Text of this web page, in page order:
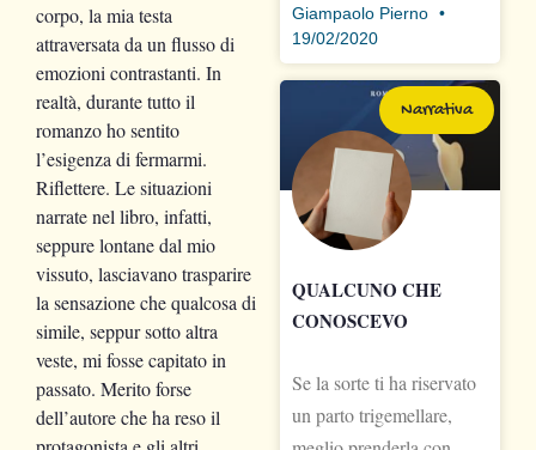
corpo, la mia testa
attraversata da un flusso di
emozioni contrastanti. In
realtà, durante tutto il
romanzo ho sentito
l’esigenza di fermarmi.
Riflettere. Le situazioni
narrate nel libro, infatti,
seppure lontane dal mio
vissuto, lasciavano trasparire
la sensazione che qualcosa di
simile, seppur sotto altra
veste, mi fosse capitato in
passato. Merito forse
dell’autore che ha reso il
Giampaolo Pierno
19/02/2020
Narrativa
QUALCUNO CHE
CONOSCEVO
Se la sorte ti ha riservato
un parto trigemellare,